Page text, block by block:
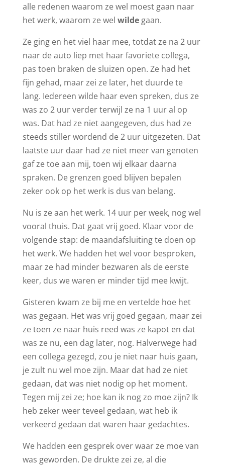
alle redenen waarom ze wel moest gaan naar
het werk, waarom ze wel wildegaan.
Ze ging en het viel haar mee, totdat ze na 2 uur
naar de auto liep met haar favoriete collega,
pas toen braken de sluizen open. Ze had het
fijn gehad, maar zei ze later, het duurde te
lang. Iedereen wilde haar even spreken, dus ze
was zo 2 uur verder terwijl ze na 1 uur al op
was. Dat had ze niet aangegeven, dus had ze
steeds stiller wordend de 2 uur uitgezeten. Dat
laatste uur daar had ze niet meer van genoten
gaf ze toe aan mij, toen wij elkaar daarna
spraken. De grenzen goed blijven bepalen
zeker ook op het werk is dus van belang.
Nu is ze aan het werk. 14 uur per week, nog wel
vooral thuis. Dat gaat vrij goed. Klaar voor de
volgende stap: de maandafsluiting te doen op
het werk. We hadden het wel voor besproken,
maar ze had minder bezwaren als de eerste
keer, dus we waren er minder tijd mee kwijt.
Gisteren kwam ze bij me en vertelde hoe het
was gegaan. Het was vrij goed gegaan, maar zei
ze toen ze naar huis reed was ze kapot en dat
was ze nu, een dag later, nog. Halverwege had
een collega gezegd, zou je niet naar huis gaan,
je zult nu wel moe zijn. Maar dat had ze niet
gedaan, dat was niet nodig op het moment.
Tegen mij zei ze; hoe kan ik nog zo moe zijn? Ik
heb zeker weer teveel gedaan, wat heb ik
verkeerd gedaan dat waren haar gedachtes.
We hadden een gesprek over waar ze moe van
was geworden. De drukte zei ze, al die